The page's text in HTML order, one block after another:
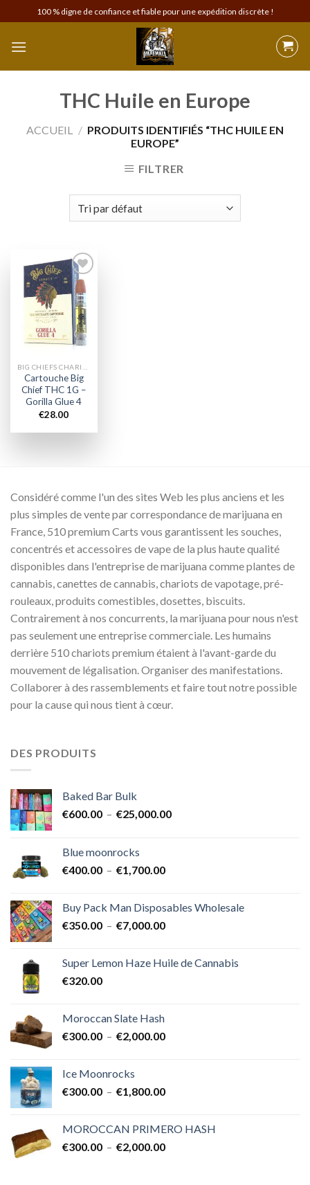
to
content
100 % digne de confiance et fiable pour une expédition discrète !
THC Huile en Europe
ACCUEIL / PRODUITS IDENTIFIÉS “THC HUILE EN
EUROPE”
FILTRER
Add to
wishlist
Cartouche Big
Chief THC 1G –
Gorilla Glue 4
€28.00
Considéré comme l'un des sites Web les plus anciens et les
plus simples de vente par correspondance de marijuana en
France, 510 premium Carts vous garantissent les souches,
concentrés et accessoires de vape de la plus haute qualité
disponibles dans l'entreprise de marijuana comme plantes de
cannabis, canettes de cannabis, chariots de vapotage, pré-
rouleaux, produits comestibles, dosettes, biscuits.
Contrairement à nos concurrents, la marijuana pour nous n'est
pas seulement une entreprise commerciale. Les humains
derrière 510 chariots premium étaient à l'avant-garde du
mouvement de légalisation. Organiser des manifestations.
Collaborer à des rassemblements et faire tout notre possible
pour la cause qui nous tient à cœur.
DES PRODUITS
Baked Bar Bulk
€600.00 – €25,000.00Plage
Blue moonrocks
€400.00 – €1,700.00Plage
€400.00
à
Buy Pack Man Disposables Wholesale
€350.00 – €7,000.00Plage
€350.00
Super Lemon Haze Huile de Cannabis
€320.00
Moroccan Slate Hash
€300.00 – €2,000.00Plage
à
Ice Moonrocks
€300.00 – €1,800.00Plage
€300.00
à
MOROCCAN PRIMERO HASH
€300.00 – €2,000.00Plage